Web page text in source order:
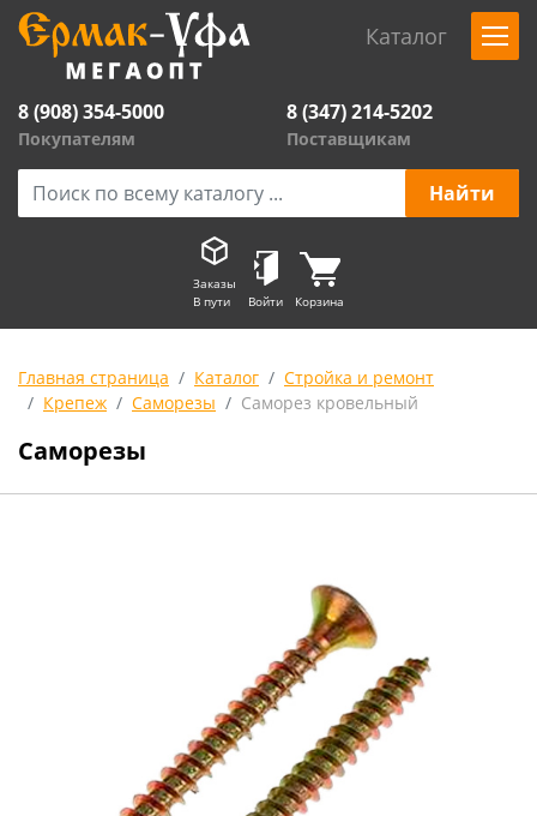
Каталог
8 (908) 354-5000
Покупателям
8 (347) 214-5202
Поставщикам
Заказы
В пути
Войти Корзина
Главная страница Каталог
Стройка и ремонт
Крепеж
Саморезы Саморез кровельный
Саморезы